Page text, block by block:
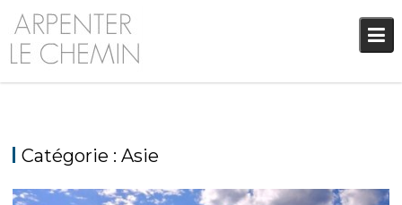
Skip
content
Catégorie :Asie